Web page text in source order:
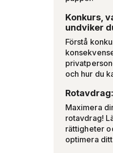
Konkurs,
undviker
Förstå
och hur du
Maximera
rotavdrag!
rättigheter
optimera